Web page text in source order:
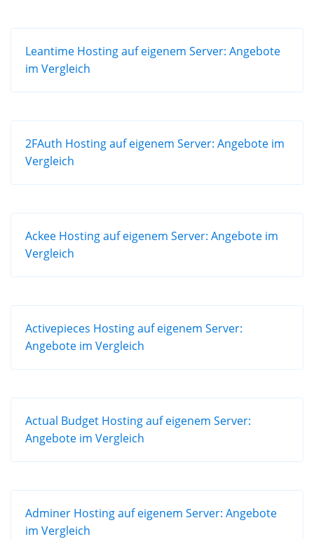
Leantime Hosting auf eigenem Server: Angebote
im Vergleich
2FAuth Hosting auf eigenem Server: Angebote im
Vergleich
Ackee Hosting auf eigenem Server: Angebote im
Vergleich
Activepieces Hosting auf eigenem Server:
Angebote im Vergleich
Actual Budget Hosting auf eigenem Server:
Angebote im Vergleich
Adminer Hosting auf eigenem Server: Angebote
im Vergleich